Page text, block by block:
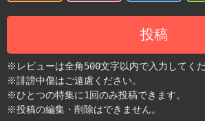
投稿
※レビューは全角500文字以内で入力してくだ
※誹謗中傷はご遠慮ください。
※ひとつの特集に1回のみ投稿できます。
※投稿の編集・削除はできません。